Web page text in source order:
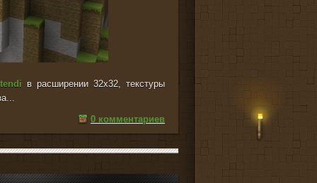
в расширении 32x32, текстуры
0 комментариев